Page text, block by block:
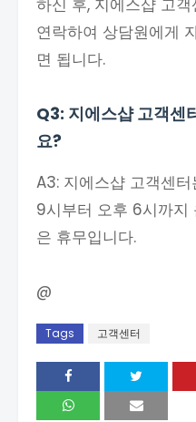
하신 후, 지에스샵 고
연락하여 상담원에게
면 됩니다.
Q3: 지에스샵 고객센
요?
A3: 지에스샵 고객센
9시부터 오후 6시까지
은 휴무입니다.
@
Tags 고객센터